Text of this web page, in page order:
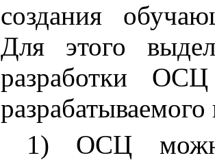
создания
Для этого
разработки
1) ОСЦ